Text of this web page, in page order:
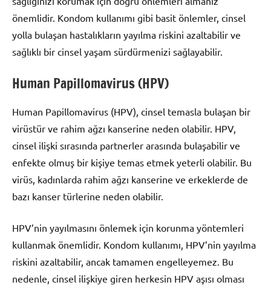
önemlidir. Kondom kullanımı gibi basit önlemler, cinsel
yolla bulaşan hastalıkların yayılma riskini azaltabilir ve
sağlıklı bir cinsel yaşam sürdürmenizi sağlayabilir.
Human Papillomavirus (HPV)
Human Papillomavirus (HPV), cinsel temasla bulaşan bir
virüstür ve rahim ağzı kanserine neden olabilir. HPV,
cinsel ilişki sırasında partnerler arasında bulaşabilir ve
enfekte olmuş bir kişiye temas etmek yeterli olabilir. Bu
virüs, kadınlarda rahim ağzı kanserine ve erkeklerde de
bazı kanser türlerine neden olabilir.
HPV’nin yayılmasını önlemek için korunma yöntemleri
kullanmak önemlidir. Kondom kullanımı, HPV’nin yayılma
riskini azaltabilir, ancak tamamen engelleyemez. Bu
nedenle, cinsel ilişkiye giren herkesin HPV aşısı olması